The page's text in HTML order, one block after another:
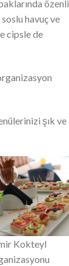
özenli
havuç ve
cipsle de
şık ve
Kokteyl